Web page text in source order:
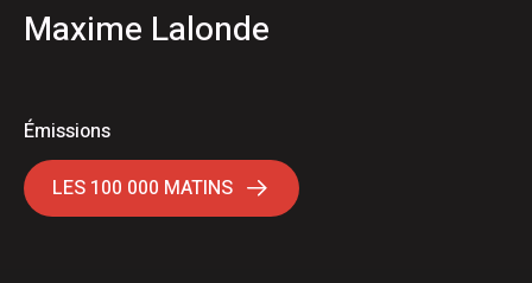
Maxime Lalonde
Émissions
LES 100 000 MATINS